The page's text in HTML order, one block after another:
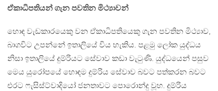
ඒකාධිපතියන් ගැන පවතින මිථ්‍යාවන්
හොඳ වැඩකාරයෙකු වන ඒකාධිපතියෙකු ගැන පවතින මිථ්‍යාව,
බාගවිට උපන්නේ ඉතාලියේ විය හැකිය. පළමු ලෝක යුද්ධය
නිසා ඉතාලියේ දුම්රියට සේවාව කඩා වැටුණි. යුද්ධයෙන් පසුව
මෙය යුරෝපයේ හොඳම දුම්රිය සේවාව බවට පත්කරන බවට
එරට ෆැසිස්ට්වාදියෝ ජනතාවට පොරොන්දු වූහ. දුම්රිය